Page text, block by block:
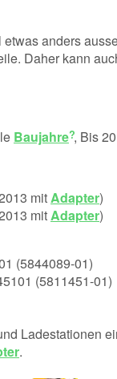
anders
Daher kann
Baujahre , Bis
mitAdapter)
mitAdapter)
(5844089-01)
(5811451-01)
Ladestationen
.